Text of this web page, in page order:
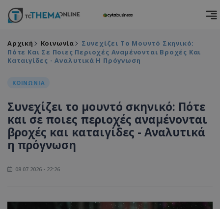
Αρχική Κοινωνία
Συνεχίζει Το Μουντό Σκηνικό:
Πότε Και Σε Ποιες Περιοχές Αναμένονται Βροχές Και
Καταιγίδες - Αναλυτικά Η Πρόγνωση
ΚΟΙΝΩΝΙΑ
Συνεχίζει το μουντό σκηνικό: Πότε
και σε ποιες περιοχές αναμένονται
βροχές και καταιγίδες - Αναλυτικά
η πρόγνωση
08.07.2026 - 22:26